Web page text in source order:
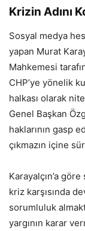
Krizin Adını
Sosyal medya
yapan Murat
Mahkemesi
CHP’ye yönelik
halkası olarak
Genel Başkan
haklarının gasp
çıkmazın içine
Karayalçın’a
kriz karşısında
sorumluluk
yargının karar